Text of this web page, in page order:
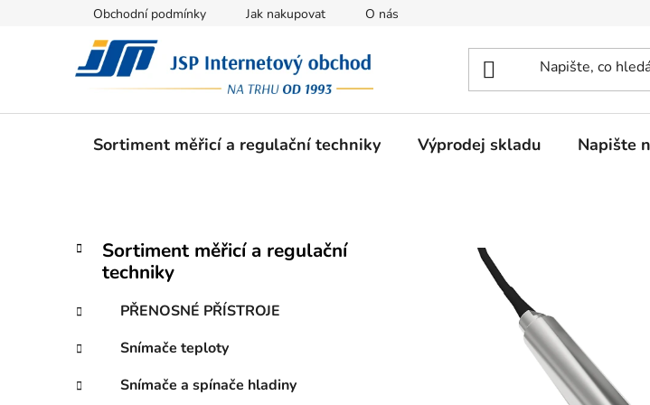
Obchodní podmínky Jak nakupovat O nás
Sortiment měřicí a regulační techniky Výprodej skladu Napište
P
t
a
n
Přeskočit
kategorie
K
a
g
r
i
e
Sortiment měřicí a regulační
techniky
PŘENOSNÉ PŘÍSTROJE
Snímače teploty
Snímače a spínače hladiny